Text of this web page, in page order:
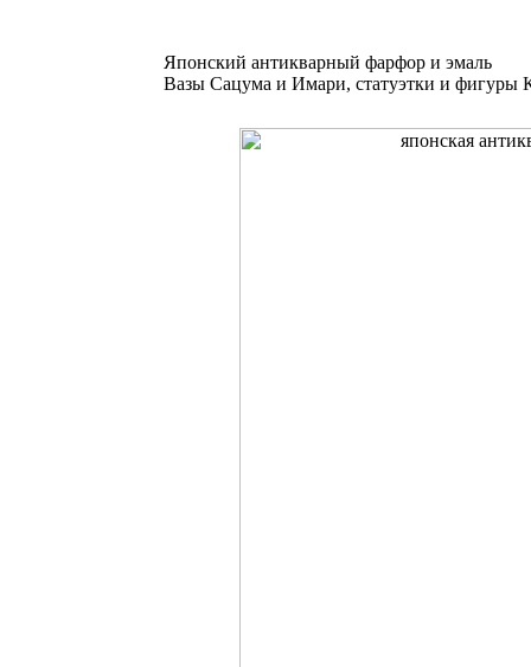
Японский антикварный фарфор и эмаль
Вазы Сацума и Имари, статуэтки и фигуры